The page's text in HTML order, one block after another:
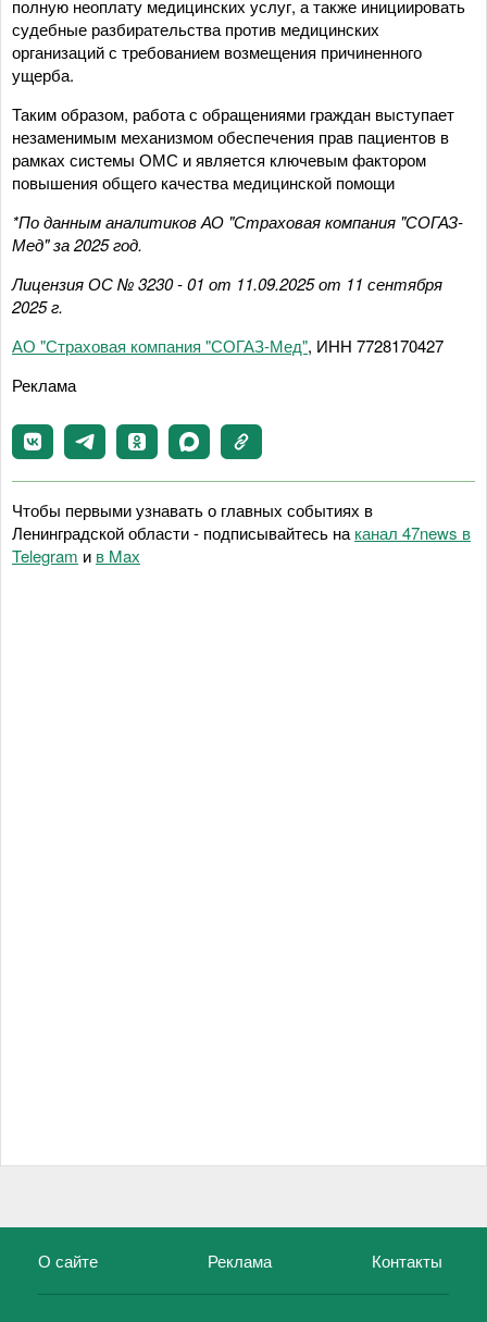
полную неоплату медицинских услуг, а также инициировать
судебные разбирательства против медицинских
организаций с требованием возмещения причиненного
ущерба.
Таким образом, работа с обращениями граждан выступает
незаменимым механизмом обеспечения прав пациентов в
рамках системы ОМС и является ключевым фактором
повышения общего качества медицинской помощи
*По данным аналитиков АО "Страховая компания "СОГАЗ-
Мед" за 2025 год.
Лицензия ОС № 3230 - 01 от 11.09.2025 от 11 сентября
2025 г.
АО "Страховая компания "СОГАЗ-Мед", ИНН 7728170427
Реклама
Чтобы первыми узнавать о главных событиях в
Ленинградской области - подписывайтесь на канал 47news в
Telegram и в Maх
О сайте Реклама Контакты